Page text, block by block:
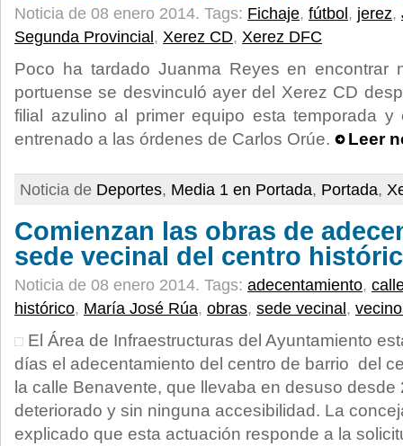
Noticia de 08 enero 2014. Tags: Fichaje, fútbol , jerez,
Segunda Provincial , Xerez CD, Xerez DFC
Poco ha tardado Juanma Reyes en encontrar
portuense se desvinculó ayer del Xerez CD
filial azulino al primer equipo esta temporada
entrenado a las órdenes de Carlos Orúe.
Leer
Noticia de Deportes, Media 1 en Portada, Portada,
Comienzan las obras de
sede vecinal del centro
Noticia de 08 enero 2014. Tags: adecentamiento,
histórico, María José Rúa, obras, sede vecinal ,
El Área de Infraestructuras del Ayuntamiento
días el adecentamiento del centro de barrio del
la calle Benavente, que llevaba en desuso
deteriorado y sin ninguna accesibilidad. La
explicado que esta actuación responde a la